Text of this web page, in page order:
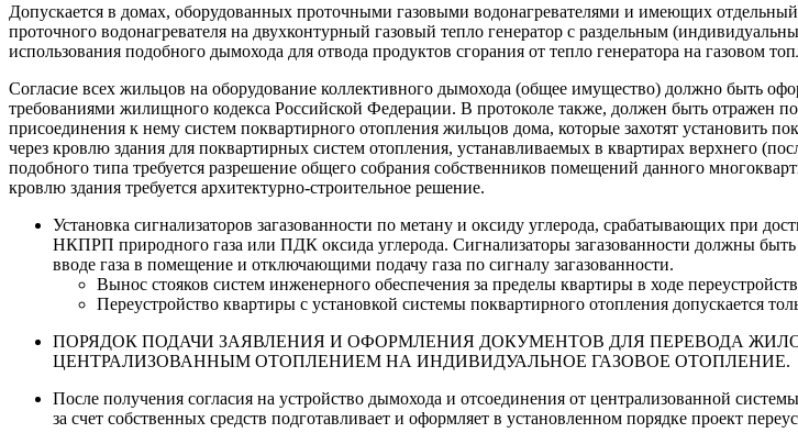
Допускается в домах, оборудованных проточными газовыми водонагревателями и имеющих
проточного водонагревателя на двухконтурный газовый тепло генератор с раздельным
использования подобного дымохода для отвода продуктов сгорания от тепло генератора на газовом
Согласие всех жильцов на оборудование коллективного дымохода (общее имущество) должно быть
требованиями жилищного кодекса Российской Федерации. В протоколе также, должен быть отражен
присоединения к нему систем поквартирного отопления жильцов дома, которые захотят установить
через кровлю здания для поквартирных систем отопления, устанавливаемых в квартирах верхнего
подобного типа требуется разрешение общего собрания собственников помещений данного
кровлю здания требуется архитектурно-строительное решение.
Установка сигнализаторов загазованности по метану и оксиду углерода, срабатывающих при
НКПРП природного газа или ПДК оксида углерода. Сигнализаторы загазованности должны
вводе газа в помещение и отключающими подачу газа по сигналу загазованности.
Вынос стояков систем инженерного обеспечения за пределы квартиры в ходе
Переустройство квартиры с установкой системы поквартирного отопления допускается
ПОРЯДОК ПОДАЧИ ЗАЯВЛЕНИЯ И ОФОРМЛЕНИЯ ДОКУМЕНТОВ ДЛЯ ПЕРЕВОДА
ЦЕНТРАЛИЗОВАННЫМ ОТОПЛЕНИЕМ НА ИНДИВИДУАЛЬНОЕ ГАЗОВОЕ ОТОПЛЕНИЕ.
После получения согласия на устройство дымохода и отсоединения от централизованной
за счет собственных средств подготавливает и оформляет в установленном порядке проект